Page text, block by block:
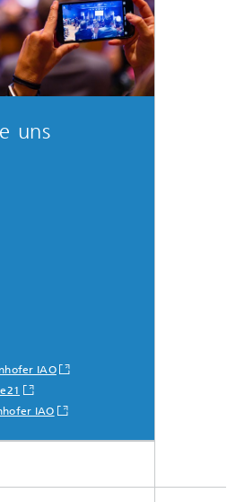
uns
IAO
IAO